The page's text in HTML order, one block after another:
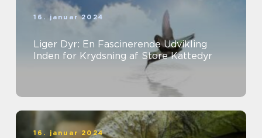
16. januar 2024
Liger Dyr: En Fascinerende Udvikling
Inden for Krydsning af Store Kattedyr
16. januar 2024